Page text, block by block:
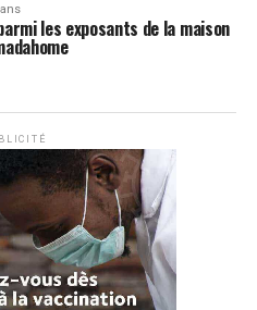
les exposants de la maison